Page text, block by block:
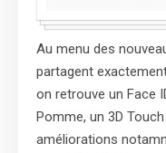
Au menu des
partagent
on retrouve un Face
Pomme, un 3D
améliorations